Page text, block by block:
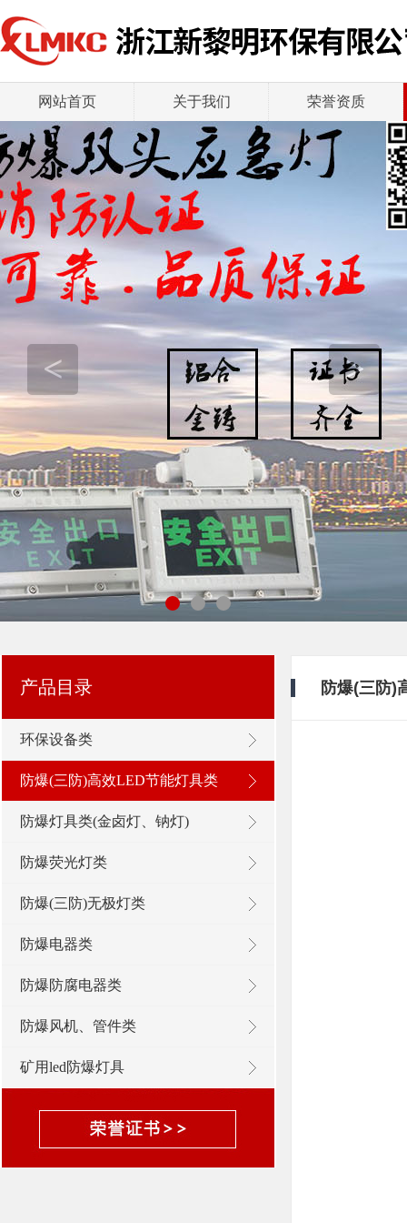
网站首页 关于我们 荣誉资质
< >
产品目录
环保设备类
防爆(三防)高效LED节能灯具类
防爆灯具类(金卤灯、钠灯)
防爆荧光灯类
防爆(三防)无极灯类
防爆电器类
防爆防腐电器类
防爆风机、管件类
矿用led防爆灯具
防爆(三防)